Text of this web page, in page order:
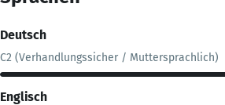
Deutsch
C2 (Verhandlungssicher / Muttersprachlich)
Englisch